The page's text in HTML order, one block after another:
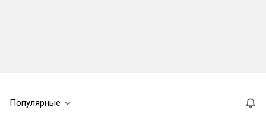
Популярные